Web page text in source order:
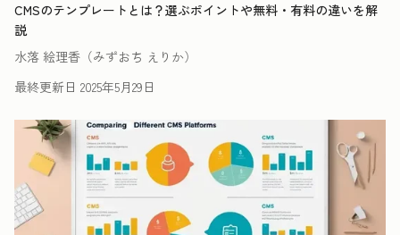
CMSのテンプレートとは？選ぶポイントや無料・有料の違いを解
説
水落 絵理香（みずおち えりか）
最終更新日 2025年5月29日